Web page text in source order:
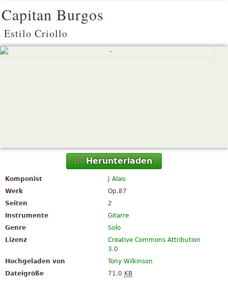
Capitan Burgos
Estilo Criollo
Herunterladen
Komponist
J Alais
Werk
Op.87
Seiten
2
Instrumente
Gitarre
Genre
Solo
Lizenz
Creative Commons Attribution
3.0
Hochgeladen von
Tony Wilkinson
Dateigröße
71.0 KB